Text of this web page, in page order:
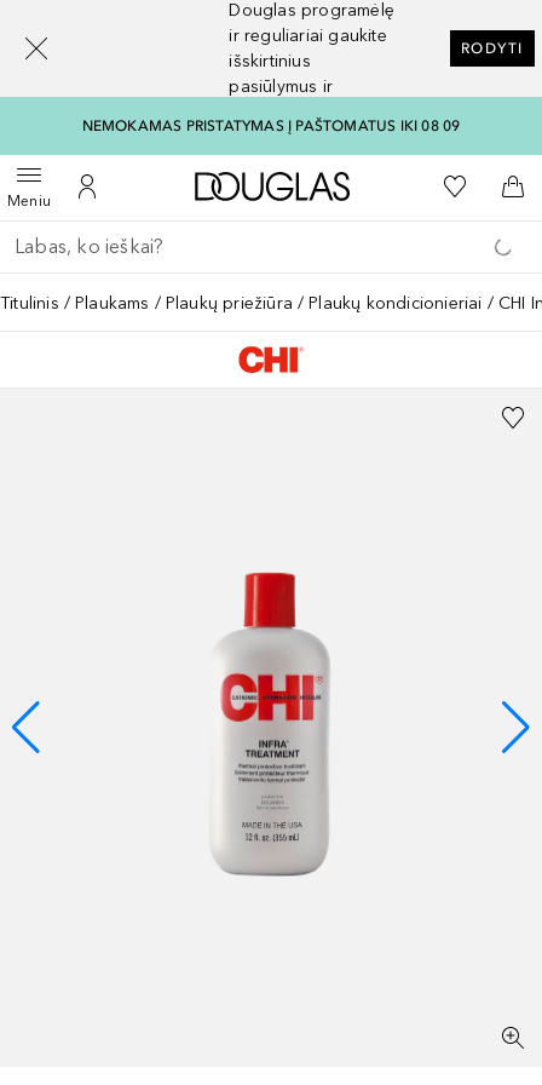
Douglas programėlę
ir reguliariai gaukite
išskirtinius
pasiūlymus ir
RODYTI
NEMOKAMAS PRISTATYMAS Į PAŠTOMATUS IKI 08 09
MeniuAtidaryti meniuĮ mano paskyrą
Į Douglas pagrindinį
Į mano
Į
Grįžk atgal
Vykdykite paiešką
Titulinis Plaukams Plaukų priežiūra Plaukų kondicionieriai CHI
[navigation.slideout.screenreader]